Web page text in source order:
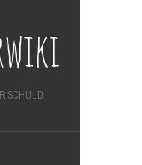
SCHULD.